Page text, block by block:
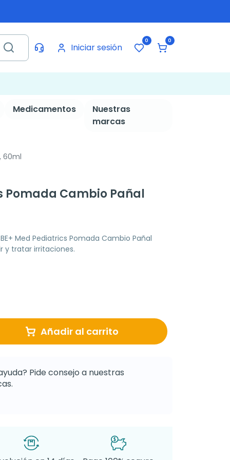
Iniciar sesión
0 0
Medicamentos
Nuestras
marcas
60ml
Pomada Cambio Pañal
Med Pediatrics Pomada Cambio Pañal
y tratar irritaciones.
Añadir al carrito
Pide consejo a nuestras